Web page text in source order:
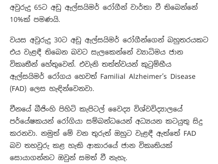
අවුරුදු 65ට අඩු ඇල්සයිමර් රෝගීන් වාර්තා වී තිබෙන්නේ
10%ක් පමණයි.
වයස අවුරුදු 30ට අඩු ඇල්සයිමර් රෝගීන්ගෙන් බහුතරයකට
එය වැළඳී තිබෙන බවට සැලකෙන්නේ ව්‍යාධිමය ජාන
විකෘතීන් හේතුවෙන්. එවැනි තත්ත්වයන් කුටුම්භීය
ඇල්සයිමර් රෝගය හෙවත් Familial Alzheimer’s Disease
(FAD) ලෙස හැඳින්වෙනවා.
චීනයේ බීජිංහි පිහිටි කැපිටල් වෛද්‍ය විශ්වවිද්‍යාලයේ
පර්යේෂකයන් රෝගියා සම්බන්ධයෙන් අධ්‍යයන කටයුතු සිදු
කරනවා. නමුත් මේ වන තුරුත් ඔහුට වැළඳී ඇත්තේ FAD
බව තහවුරු කළ හැකි ආකාරයේ ජාන විකෘතියක්
සොයාගන්නට ඔවුන් සමත් වී නැහැ.